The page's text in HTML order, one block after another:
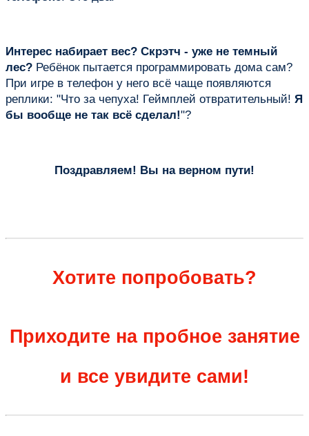
Интерес набирает вес? Скрэтч - уже не темный
лес? Ребёнок пытается программировать дома сам?
При игре в телефон у него всё чаще появляются
реплики: "Что за чепуха! Геймплей отвратительный! Я
бы вообще не так всё сделал!"?
Поздравляем! Вы на верном пути!
Хотите попробовать?
Приходите на пробное занятие
и все увидите сами!